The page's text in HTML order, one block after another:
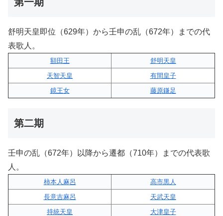
舒明天皇即位（629年）から壬申の乱（672年）までの代
表歌人。
額田王
舒明天皇
天智天皇
有間皇子
鏡王女
藤原鎌足
第二期
壬申の乱（672年）以降から遷都（710年）までの代表歌
人。
柿本人麻呂
高市黒人
長意吉麻呂
天武天皇
持統天皇
大津皇子